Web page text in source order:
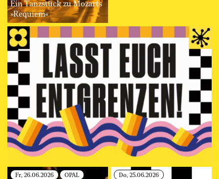
Ein Tanzstück zu Mozarts
»Requiem«
Fr, 26.06.2026 OPAL
Do, 25.06.2026